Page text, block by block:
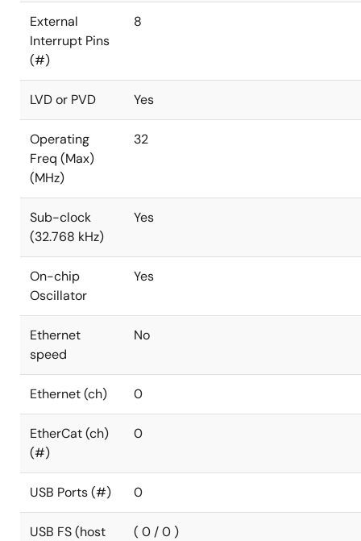
External
Interrupt Pins
(#)
8
LVD or PVD Yes
Operating
Freq (Max)
(MHz)
32
Sub-clock
(32.768 kHz)
Yes
On-chip
Oscillator
Yes
Ethernet
speed
No
Ethernet (ch) 0
EtherCat (ch)
(#)
0
USB Ports (#) 0
USB FS (host
( 0 / 0 )